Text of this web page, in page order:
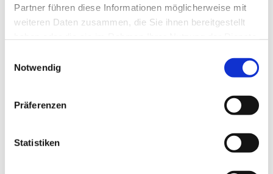
Partner führen diese Informationen möglicherweise mit
weiteren Daten zusammen, die Sie ihnen bereitgestellt
Notwendig
Präferenzen
Statistiken
Muss ich bei der Firmfeier
etwas "Festliches"
lassen?